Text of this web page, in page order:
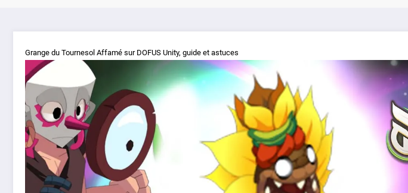
Grange du Tournesol Affamé sur DOFUS Unity, guide et astuces